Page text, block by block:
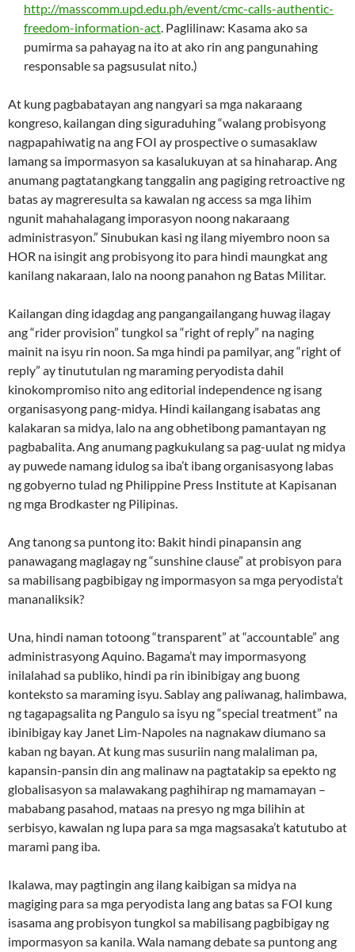
http://masscomm.upd.edu.ph/event/cmc-calls-authentic-
freedom-information-act. Paglilinaw: Kasama ako sa
pumirma sa pahayag na ito at ako rin ang pangunahing
responsable sa pagsusulat nito.)
At kung pagbabatayan ang nangyari sa mga nakaraang
kongreso, kailangan ding siguraduhing “walang probisyong
nagpapahiwatig na ang FOI ay prospective o sumasaklaw
lamang sa impormasyon sa kasalukuyan at sa hinaharap. Ang
anumang pagtatangkang tanggalin ang pagiging retroactive ng
batas ay magreresulta sa kawalan ng access sa mga lihim
ngunit mahahalagang imporasyon noong nakaraang
administrasyon.” Sinubukan kasi ng ilang miyembro noon sa
HOR na isingit ang probisyong ito para hindi maungkat ang
kanilang nakaraan, lalo na noong panahon ng Batas Militar.
Kailangan ding idagdag ang pangangailangang huwag ilagay
ang “rider provision” tungkol sa “right of reply” na naging
mainit na isyu rin noon. Sa mga hindi pa pamilyar, ang “right of
reply” ay tinututulan ng maraming peryodista dahil
kinokompromiso nito ang editorial independence ng isang
organisasyong pang-midya. Hindi kailangang isabatas ang
kalakaran sa midya, lalo na ang obhetibong pamantayan ng
pagbabalita. Ang anumang pagkukulang sa pag-uulat ng midya
ay puwede namang idulog sa iba’t ibang organisasyong labas
ng gobyerno tulad ng Philippine Press Institute at Kapisanan
ng mga Brodkaster ng Pilipinas.
Ang tanong sa puntong ito: Bakit hindi pinapansin ang
panawagang maglagay ng “sunshine clause” at probisyon para
sa mabilisang pagbibigay ng impormasyon sa mga peryodista’t
mananaliksik?
Una, hindi naman totoong “transparent” at “accountable” ang
administrasyong Aquino. Bagama’t may impormasyong
inilalahad sa publiko, hindi pa rin ibinibigay ang buong
konteksto sa maraming isyu. Sablay ang paliwanag, halimbawa,
ng tagapagsalita ng Pangulo sa isyu ng “special treatment” na
ibinibigay kay Janet Lim-Napoles na nagnakaw diumano sa
kaban ng bayan. At kung mas susuriin nang malaliman pa,
kapansin-pansin din ang malinaw na pagtatakip sa epekto ng
globalisasyon sa malawakang paghihirap ng mamamayan –
mababang pasahod, mataas na presyo ng mga bilihin at
serbisyo, kawalan ng lupa para sa mga magsasaka’t katutubo at
marami pang iba.
Ikalawa, may pagtingin ang ilang kaibigan sa midya na
magiging para sa mga peryodista lang ang batas sa FOI kung
isasama ang probisyon tungkol sa mabilisang pagbibigay ng
impormasyon sa kanila. Wala namang debate sa puntong ang